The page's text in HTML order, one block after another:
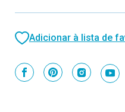
Adicionar à lista de